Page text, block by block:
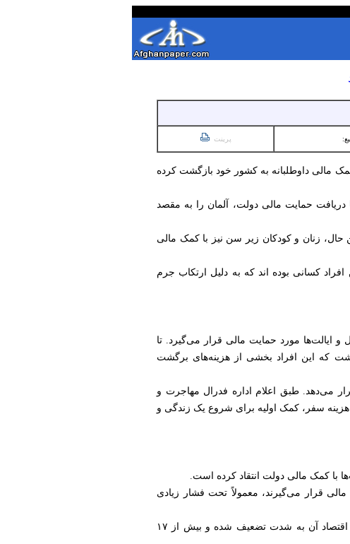
پرینت
مالی داوطلبانه به کشور خود بازگشت کرده
پاسخ حکومت فدرال آلمان به درخواست حزب چپ، فقط ۲۲۲ تن از ۲۰۲۳ تا مارچ سال ۲۰۲۶ با دریافت حمایت مالی دولت، آلمان را به مقصد
زنان و کودکان زیر سن نیز با کمک مالی
اند. گفته شده که این افراد کسانی بوده اند که به دلیل ارتکاب جرم
و ایالت‌ها مورد حمایت مالی قرار می‌گیرد. تا
که این افراد بخشی از هزینه‌های برگشت
قرار می‌دهد. طبق اعلام اداره فدرال مهاجرت و
کمک‌هایی برای هزینه سفر، کمک اولیه برای شروع یک زندگی و
با کمک مالی دولت انتقاد کرده است.
قرار می‌گیرند، معمولاً تحت فشار زیادی
او افزوده است که این کمک مالی «برای ساختن یک زندگی امن و شایسته در کشوری مانند افغانستان که اقتصاد آن به شدت تضعیف شده و بیش از ۱۷